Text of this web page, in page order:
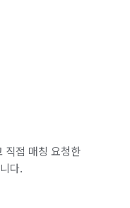
직접 매칭 요청한
다.